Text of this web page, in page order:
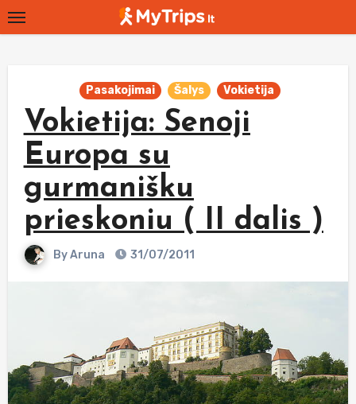
Skip
to
Pasakojimai Šalys Vokietija
Vokietija: Senoji
Europa su
gurmanišku
prieskoniu ( II dalis )
ByAruna 31/07/2011